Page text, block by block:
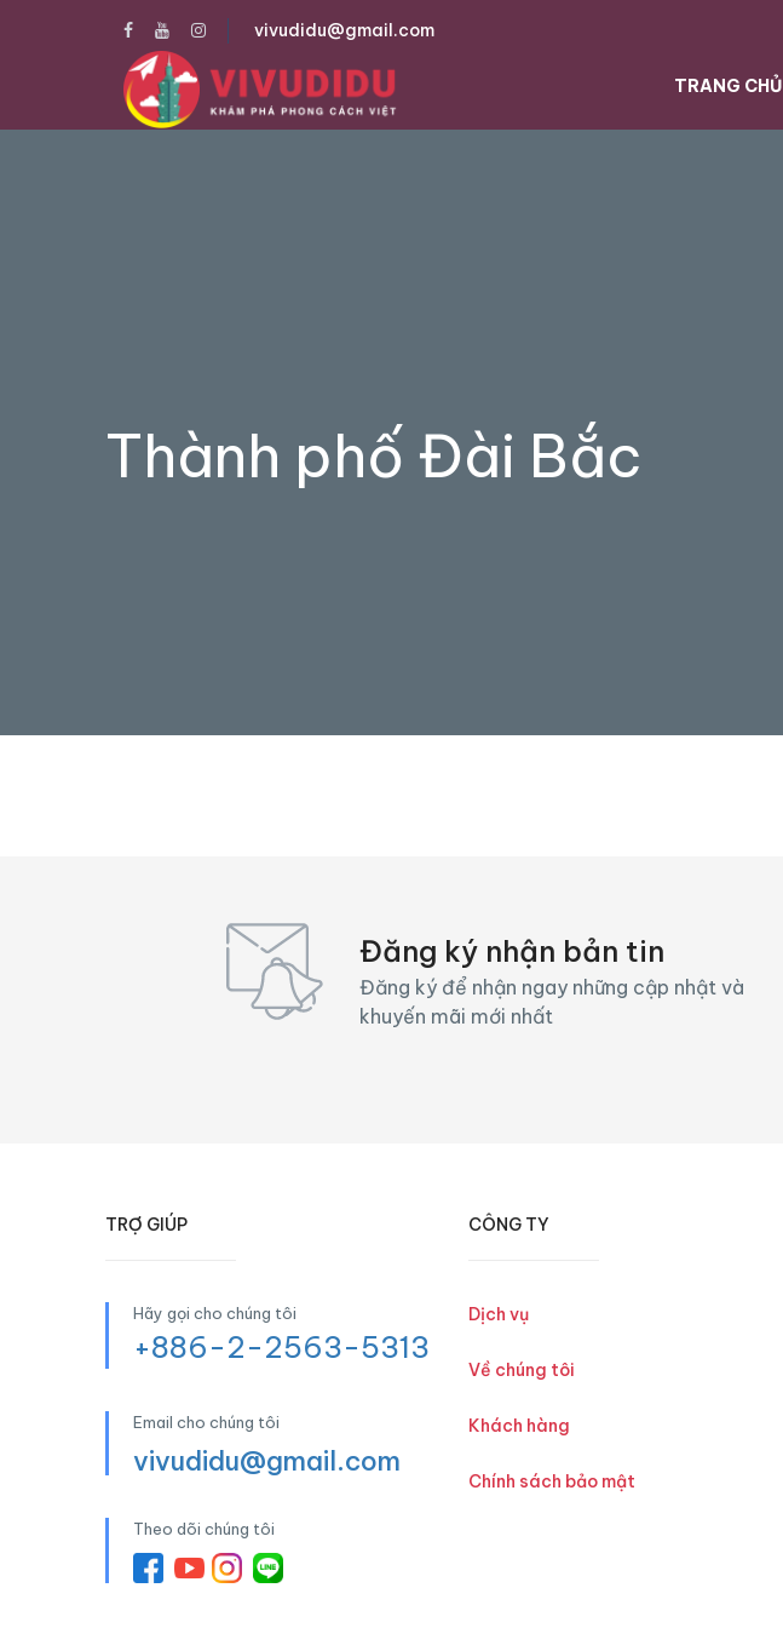
vivudidu@gmail.com
TRANG CHỦ
Thành phố Đài Bắc
Đăng ký nhận bản tin
Đăng ký để nhận ngay những cập nhật và
khuyến mãi mới nhất
TRỢ GIÚP
Hãy gọi cho chúng tôi
+886-2-2563-5313
Email cho chúng tôi
vivudidu@gmail.com
Theo dõi chúng tôi
CÔNG TY
Dịch vụ
Về chúng tôi
Khách hàng
Chính sách bảo mật